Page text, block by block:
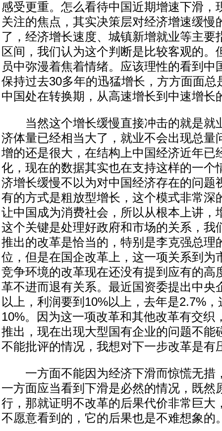
感受更重。怎么看待中国近期增速下滑，
关注的焦点，其实决策层对经济增速缓慢
了，经济增长速度、城镇新增就业等主要
区间，我们认为这个判断是比较客观的。
员中弥漫着焦着情绪。应该理性的看到中
保持过去30多年的迅猛增长，方方面面总
中国处在转换期，从高速增长到中速增长
当然这个增长缓慢直接冲击的就是就
济体量已经相当大了，就业不会出现总量
增的还是很大，在结构上中国经济近年已
化，现在的数据其实也在支持这样的一个
济增长缓慢不以为对中国经济存在的问题
有的方式是粗放型增长，这个模式非常深
让中国成为消费社会，所以从根本上讲，
这个关键是处理好政府和市场的关系，我
推出的改革是恰当的，特别是李克强总理
位，但是在国企改革上，这一项关系到为
竞争环境的改革现在还没有提到应有的高
革不进而退有关系。最近国资委提出中央
以上，利润要到10%以上，去年是2.7%
10%。因为这一项改革和其他改革有交织
推出，现在出现大型国有企业的问题不能
不能批评的情况，我想对下一步改革是有
一方面不能因为经济下滑而惊慌无措
一方面应当看到下滑是必然的情况，既然
行，那就证明不改革的后果代价非常巨大
不愿意看到的，它的后果也是不难想象的